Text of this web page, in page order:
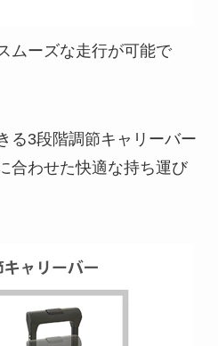
ムーズな走行が可能で
る3段階調節キャリーバー
合わせた快適な持ち運び